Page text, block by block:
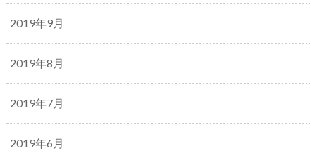
2019年9月
2019年8月
2019年7月
2019年6月